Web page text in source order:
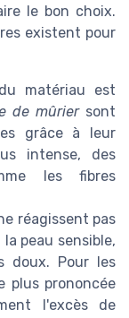
le bon choix.
existent pour
matériau est
de mûriersont
grâce à leur
intense, des
les fibres
réagissent pas
peau sensible,
doux. Pour les
prononcée
l'excès de